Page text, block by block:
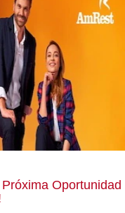
Oportunidad